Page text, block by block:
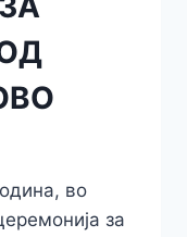
во
за